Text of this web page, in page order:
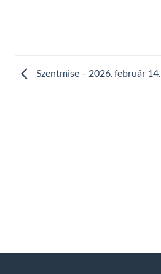
Szentmise – 2026. február 14.